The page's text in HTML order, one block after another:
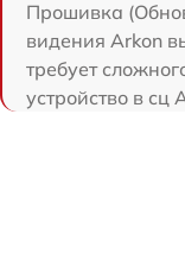
Прошивка
видения Arkon
требует
устройство в сц